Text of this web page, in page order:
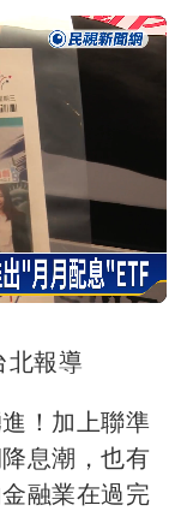
報導
！加上聯準
息潮，也有
融業在過完